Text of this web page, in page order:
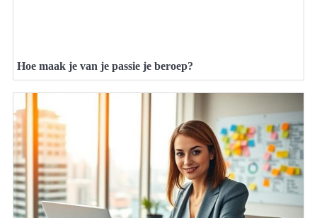
Hoe maak je van je passie je beroep?